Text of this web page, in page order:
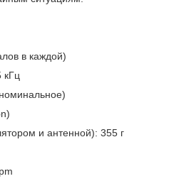
в каждой)
кГц
и антенной): 355 г